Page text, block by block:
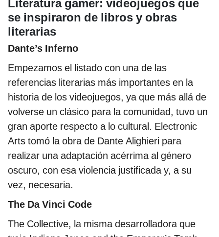
Literatura gamer: videojuegos que
se inspiraron de libros y obras
literarias
Dante’s Inferno
Empezamos el listado con una de las
referencias literarias más importantes en la
historia de los videojuegos, ya que más allá de
volverse un clásico para la comunidad, tuvo un
gran aporte respecto a lo cultural. Electronic
Arts tomó la obra de Dante Alighieri para
realizar una adaptación acérrima al género
oscuro, con esa violencia justificada y, a su
vez, necesaria.
The Da Vinci Code
The Collective, la misma desarrolladora que